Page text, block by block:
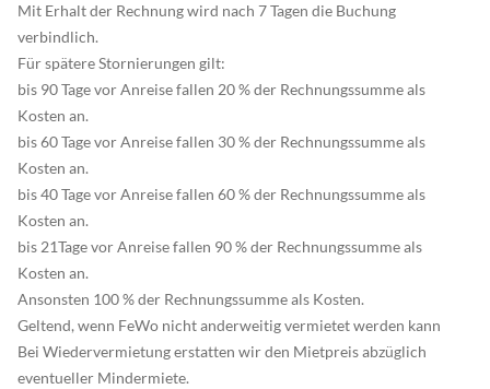
Mit Erhalt der Rechnung wird nach 7 Tagen die Buchung
verbindlich.
Für spätere Stornierungen gilt:
bis 90 Tage vor Anreise fallen 20 % der Rechnungssumme als
Kosten an.
bis 60 Tage vor Anreise fallen 30 % der Rechnungssumme als
Kosten an.
bis 40 Tage vor Anreise fallen 60 % der Rechnungssumme als
Kosten an.
bis 21Tage vor Anreise fallen 90 % der Rechnungssumme als
Kosten an.
Ansonsten 100 % der Rechnungssumme als Kosten.
Geltend, wenn FeWo nicht anderweitig vermietet werden kann
Bei Wiedervermietung erstatten wir den Mietpreis abzüglich
eventueller Mindermiete.